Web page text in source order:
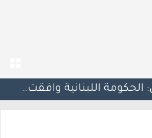
بزشكيان يلوّح بالاستقالة للضغط نحو اتفاق مع واشنطن